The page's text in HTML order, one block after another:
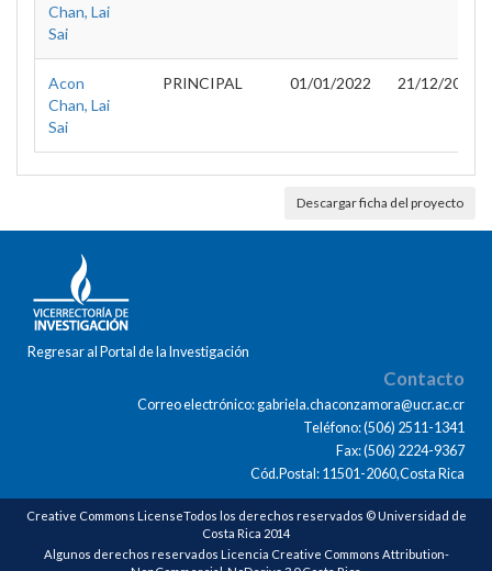
Chan, Lai
Sai
Acon
Chan, Lai
Sai
PRINCIPAL 01/01/2022 21/12/2023
Descargar ficha del proyecto
Regresar al Portal de la Investigación
Contacto
Correo electrónico: gabriela.chaconzamora@ucr.ac.cr
Teléfono: (506) 2511-1341
Fax: (506) 2224-9367
Cód.Postal: 11501-2060,Costa Rica
Creative Commons LicenseTodos los derechos reservados © Universidad de
Costa Rica 2014
Algunos derechos reservados Licencia Creative Commons Attribution-